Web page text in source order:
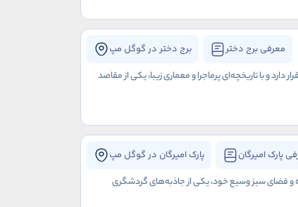
معرفی برج دختر برج دختر در گوگل مپ
و با تاریخچه‌ای پرماجرا و معماری زیبا، یکی از مقاصد
پارک امیرگان پارک امیرگان در گوگل مپ
و فضای سبز وسیع خود، یکی از جاذبه‌های گردشگری